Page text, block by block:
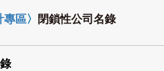
專區〉 閉鎖性公司名錄